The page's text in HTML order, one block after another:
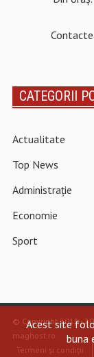
CATEGORII
Actualitate
Top News
Administrație
Economie
Sport
© Copyright 2015 -
maghost.ro
Termeni și condiții
Acest site
buna